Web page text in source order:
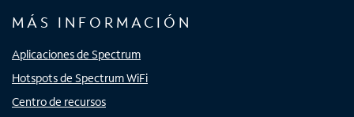
MÁS INFORMACIÓN
Aplicaciones de Spectrum
Hotspots de Spectrum WiFi
Centro de recursos